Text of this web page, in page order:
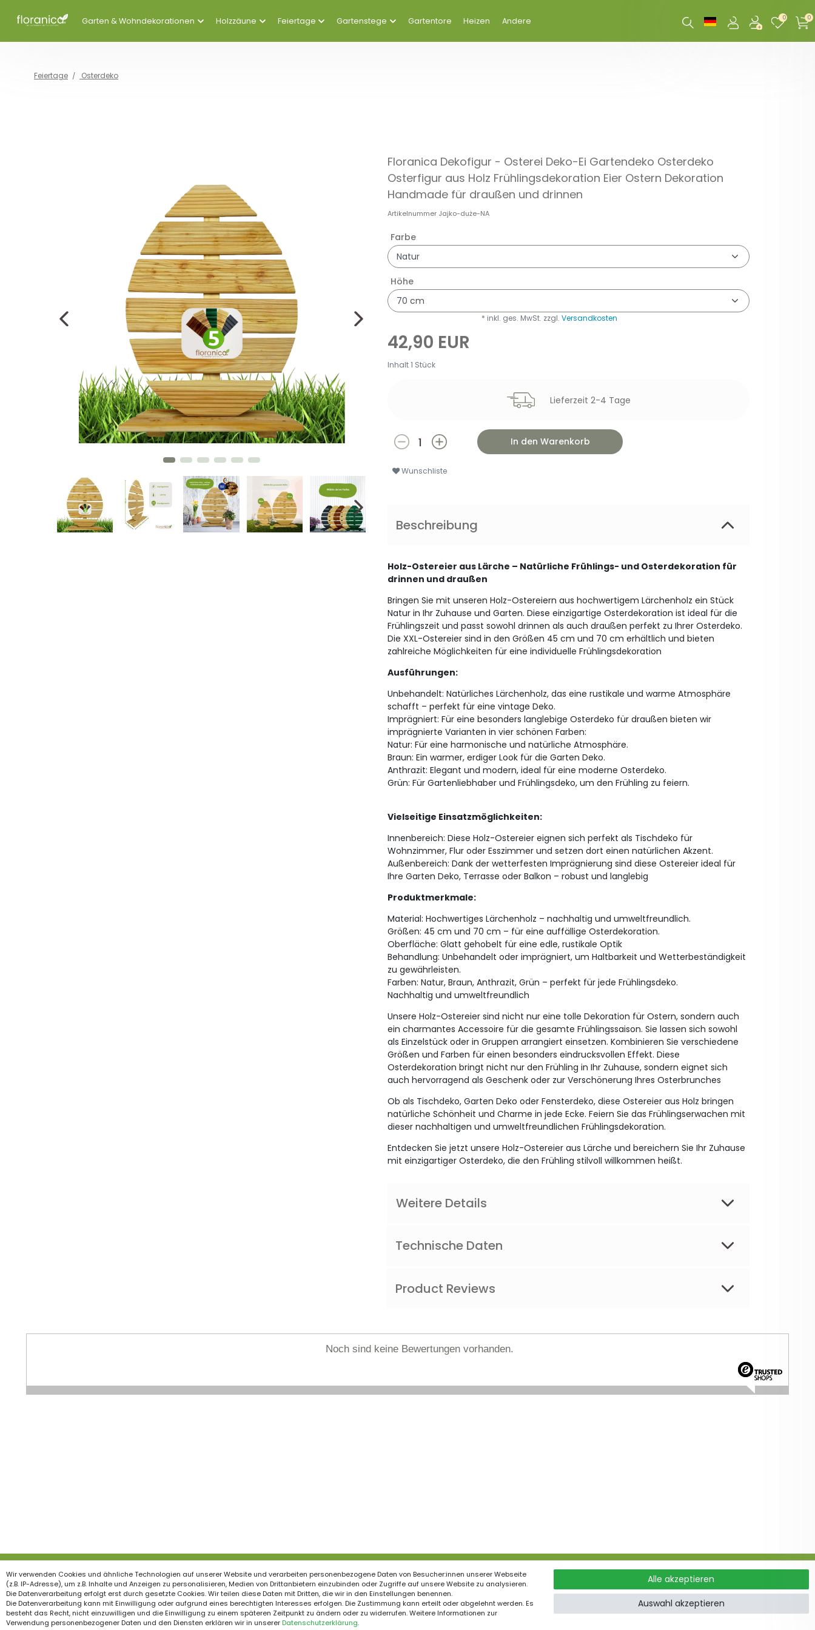
0 0
Garten & Wohndekorationen Holzzäune Feiertage Gartenstege Gartentore Heizen Andere
Feiertage Osterdeko
Floranica Dekofigur - Osterei Deko-Ei Gartendeko Osterdeko
Osterfigur aus Holz Frühlingsdekoration Eier Ostern Dekoration
Handmade für draußen und drinnen
Artikelnummer Jajko-duże-NA
Farbe
Höhe
42,90 EUR
Inhalt1 Stück
Lieferzeit 2-4 Tage
In den Warenkorb
Wunschliste
* inkl. ges. MwSt. zzgl.Versandkosten
Beschreibung
Holz-Ostereier aus Lärche – Natürliche Frühlings- und Osterdekoration für
drinnen und draußen
Bringen Sie mit unseren Holz-Ostereiern aus hochwertigem Lärchenholz ein Stück
Natur in Ihr Zuhause und Garten. Diese einzigartige Osterdekoration ist ideal für die
Frühlingszeit und passt sowohl drinnen als auch draußen perfekt zu Ihrer Osterdeko.
Die XXL-Ostereier sind in den Größen 45 cm und 70 cm erhältlich und bieten
zahlreiche Möglichkeiten für eine individuelle Frühlingsdekoration
Ausführungen:
Unbehandelt: Natürliches Lärchenholz, das eine rustikale und warme Atmosphäre
schafft – perfekt für eine vintage Deko.
Imprägniert: Für eine besonders langlebige Osterdeko für draußen bieten wir
imprägnierte Varianten in vier schönen Farben:
Natur: Für eine harmonische und natürliche Atmosphäre.
Braun: Ein warmer, erdiger Look für die Garten Deko.
Anthrazit: Elegant und modern, ideal für eine moderne Osterdeko.
Grün: Für Gartenliebhaber und Frühlingsdeko, um den Frühling zu feiern.
Vielseitige Einsatzmöglichkeiten:
Innenbereich: Diese Holz-Ostereier eignen sich perfekt als Tischdeko für
Wohnzimmer, Flur oder Esszimmer und setzen dort einen natürlichen Akzent.
Außenbereich: Dank der wetterfesten Imprägnierung sind diese Ostereier ideal für
Ihre Garten Deko, Terrasse oder Balkon – robust und langlebig
Produktmerkmale:
Material: Hochwertiges Lärchenholz – nachhaltig und umweltfreundlich.
Größen: 45 cm und 70 cm – für eine auffällige Osterdekoration.
Oberfläche: Glatt gehobelt für eine edle, rustikale Optik
Behandlung: Unbehandelt oder imprägniert, um Haltbarkeit und Wetterbeständigkeit
zu gewährleisten.
Farben: Natur, Braun, Anthrazit, Grün – perfekt für jede Frühlingsdeko.
Nachhaltig und umweltfreundlich
Unsere Holz-Ostereier sind nicht nur eine tolle Dekoration für Ostern, sondern auch
ein charmantes Accessoire für die gesamte Frühlingssaison. Sie lassen sich sowohl
als Einzelstück oder in Gruppen arrangiert einsetzen. Kombinieren Sie verschiedene
Größen und Farben für einen besonders eindrucksvollen Effekt. Diese
Osterdekoration bringt nicht nur den Frühling in Ihr Zuhause, sondern eignet sich
auch hervorragend als Geschenk oder zur Verschönerung Ihres Osterbrunches
Ob als Tischdeko, Garten Deko oder Fensterdeko, diese Ostereier aus Holz bringen
natürliche Schönheit und Charme in jede Ecke. Feiern Sie das Frühlingserwachen mit
dieser nachhaltigen und umweltfreundlichen Frühlingsdekoration.
Entdecken Sie jetzt unsere Holz-Ostereier aus Lärche und bereichern Sie Ihr Zuhause
mit einzigartiger Osterdeko, die den Frühling stilvoll willkommen heißt.
Weitere Details
Technische Daten
Product Reviews
Noch sind keine Bewertungen vorhanden.
Wir verwenden Cookies und ähnliche Technologien auf unserer Website und verarbeiten personenbezogene Daten von Besucher:innen unserer Webseite
(z.B. IP-Adresse), um z.B. Inhalte und Anzeigen zu personalisieren, Medien von Drittanbietern einzubinden oder Zugriffe auf unsere Website zu analysieren.
Die Datenverarbeitung erfolgt erst durch gesetzte Cookies. Wir teilen diese Daten mit Dritten, die wir in den Einstellungen benennen.
Die Datenverarbeitung kann mit Einwilligung oder aufgrund eines berechtigten Interesses erfolgen. Die Zustimmung kann erteilt oder abgelehnt werden. Es
besteht das Recht, nicht einzuwilligen und die Einwilligung zu einem späteren Zeitpunkt zu ändern oder zu widerrufen. Weitere Informationen zur
Verwendung personenbezogener Daten und den Diensten erklären wir in unserer Daten­schutz­erklärung.
Alle akzeptieren
Auswahl akzeptieren
Produkte
Garten & Wohndekorationen
Holzzäune
Informationen
Widerrufsrecht
Impressum
Schnelle Kurierzustellung